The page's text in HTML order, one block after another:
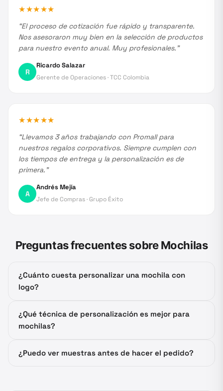
★★★★★
“El proceso de cotización fue rápido y transparente.
Nos asesoraron muy bien en la selección de productos
para nuestro evento anual. Muy profesionales. ”
R
Ricardo Salazar
Gerente de Operaciones·TCC Colombia
★★★★★
“Llevamos 3 años trabajando con Promall para
nuestros regalos corporativos. Siempre cumplen con
los tiempos de entrega y la personalización es de
primera. ”
A
Andrés Mejía
Jefe de Compras·Grupo Éxito
Preguntas frecuentes sobreMochilas
¿Cuánto cuesta personalizar una mochila con
logo?
¿Qué técnica de personalización es mejor para
mochilas?
¿Puedo ver muestras antes de hacer el pedido?